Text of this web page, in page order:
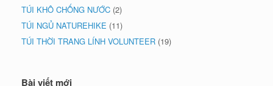
TÚI KHÔ CHỐNG NƯỚC (2)
TÚI NGỦ NATUREHIKE (11)
TÚI THỜI TRANG LÍNH VOLUNTEER (19)
Bài viết mới